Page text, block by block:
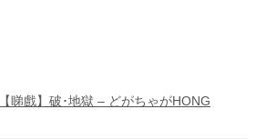
【睇戲】破･地獄 – どがちゃがHONG